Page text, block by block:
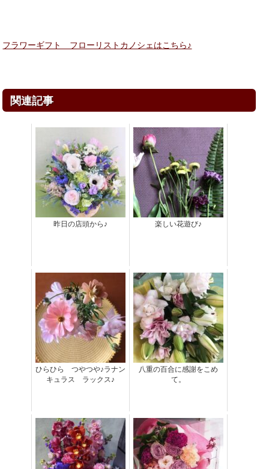
フラワーギフト フローリストカノシェはこちら♪
関連記事
昨日の店頭から♪ 楽しい花遊び♪
ひらひら つやつや♪ラナン
キュラス ラックス♪
八重の百合に感謝をこめ
て。